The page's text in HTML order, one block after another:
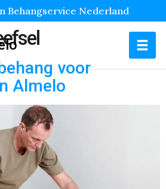
Behangservice Nederland
voor
Almelo